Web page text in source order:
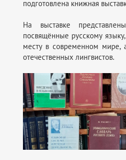
подготовлена книжная
На выставке
посвящённые русскому
месту в современном мире,
отечественных лингвистов.